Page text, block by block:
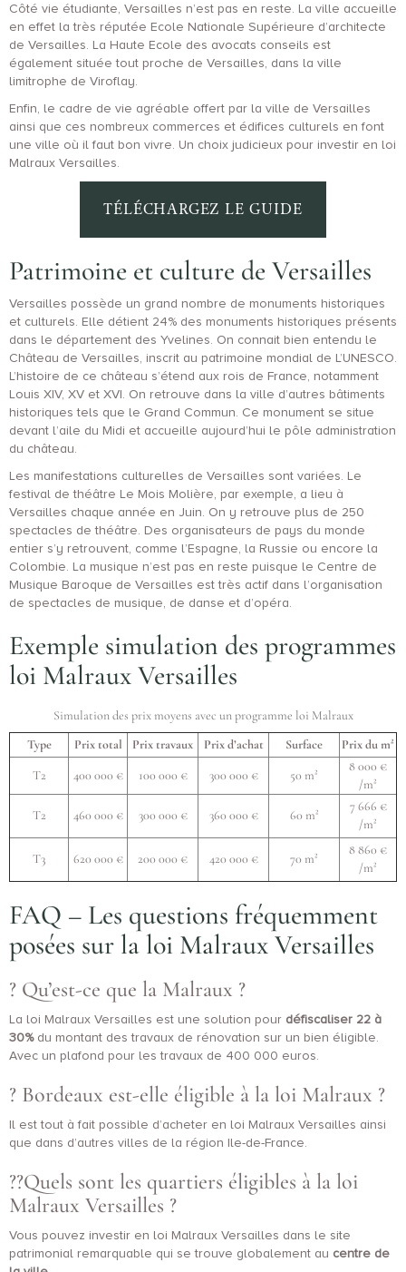
Côté vie étudiante, Versailles n’est pas en reste. La ville accueille
en effet la très réputée Ecole Nationale Supérieure d’architecte
de Versailles. La Haute Ecole des avocats conseils est
également située tout proche de Versailles, dans la ville
limitrophe de Viroflay.
Enfin, le cadre de vie agréable offert par la ville de Versailles
ainsi que ces nombreux commerces et édifices culturels en font
une ville où il faut bon vivre. Un choix judicieux pour investir en loi
Malraux Versailles.
TÉLÉCHARGEZ LE GUIDE
Patrimoine et culture de Versailles
Versailles possède un grand nombre de monuments historiques
et culturels. Elle détient 24% des monuments historiques présents
dans le département des Yvelines. On connait bien entendu le
Château de Versailles, inscrit au patrimoine mondial de L’UNESCO.
L’histoire de ce château s’étend aux rois de France, notamment
Louis XIV, XV et XVI. On retrouve dans la ville d’autres bâtiments
historiques tels que le Grand Commun. Ce monument se situe
devant l’aile du Midi et accueille aujourd’hui le pôle administration
du château.
Les manifestations culturelles de Versailles sont variées. Le
festival de théâtre Le Mois Molière, par exemple, a lieu à
Versailles chaque année en Juin. On y retrouve plus de 250
spectacles de théâtre. Des organisateurs de pays du monde
entier s’y retrouvent, comme l’Espagne, la Russie ou encore la
Colombie. La musique n’est pas en reste puisque le Centre de
Musique Baroque de Versailles est très actif dans l’organisation
de spectacles de musique, de danse et d’opéra.
Exemple simulation des programmes
loi Malraux Versailles
Simulation des prix moyens avec un programme loi Malraux
Type
Prix total Prix travaux Prix d’achat Surface
Prix du m²
T2
400 000 € 100 000 € 300 000 € 50 m²
8 000 €
/m²
T2
460 000 € 300 000 € 360 000 € 60 m²
7 666 €
/m²
T3 620 000 € 200 000 € 420 000 € 70 m²
8 860 €
/m²
FAQ – Les questions fréquemment
posées sur la loi Malraux Versailles
? Qu’est-ce que la Malraux ?
La loi Malraux Versailles est une solution pour défiscaliser 22 à
30%du montant des travaux de rénovation sur un bien éligible.
Avec un plafond pour les travaux de 400 000 euros.
? Bordeaux est-elle éligible à la loi Malraux ?
Il est tout à fait possible d’acheter en loi Malraux Versailles ainsi
que dans d’autres villes de la région Ile-de-France.
??Quels sont les quartiers éligibles à la loi
Malraux Versailles ?
Vous pouvez investir en loi Malraux Versailles dans le site
patrimonial remarquable qui se trouve globalement au centre de